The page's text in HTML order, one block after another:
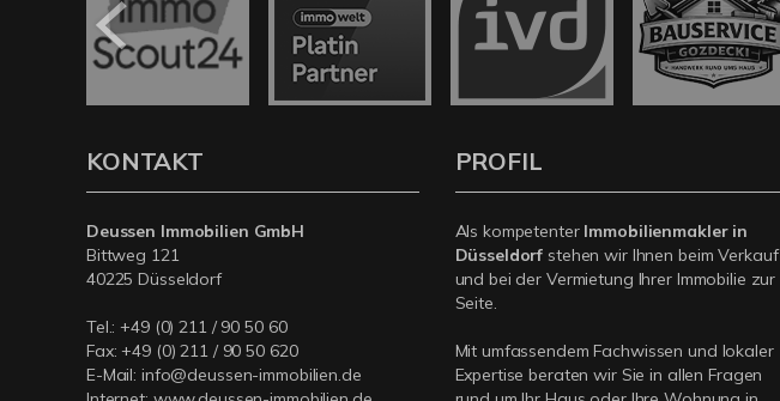
KONTAKT
Deussen Immobilien GmbH
Bittweg 121
40225 Düsseldorf
Tel.:+49 (0) 211 / 90 50 60
Fax: +49 (0) 211 / 90 50 620
E-Mail: info@deussen-immobilien.de
PROFIL
Als kompetenter Immobilienmakler in
Düsseldorf stehen wir Ihnen beim Verkauf
und bei der Vermietung Ihrer Immobilie zur
Seite.
Mit umfassendem Fachwissen und lokaler
Expertise beraten wir Sie in allen Fragen